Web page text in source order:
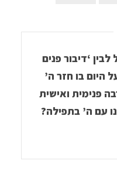
‘דיבור פנים
היום בו חזר ה’
פנימית ואישית
עם ה’ בתפילה?